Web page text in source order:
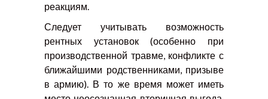
реакциям.
Следует учитывать возможность
рентных установок (особенно при
производственной травме, конфликте с
ближайшими родственниками, призыве
в армию). В то же время может иметь